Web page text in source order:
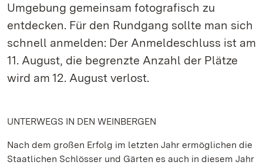
Umgebung gemeinsam fotografisch zu
entdecken. Für den Rundgang sollte man sich
schnell anmelden: Der Anmeldeschluss ist am
11. August, die begrenzte Anzahl der Plätze
wird am 12. August verlost.
UNTERWEGS IN DEN WEINBERGEN
Nach dem großen Erfolg im letzten Jahr ermöglichen die
Staatlichen Schlösser und Gärten es auch in diesem Jahr